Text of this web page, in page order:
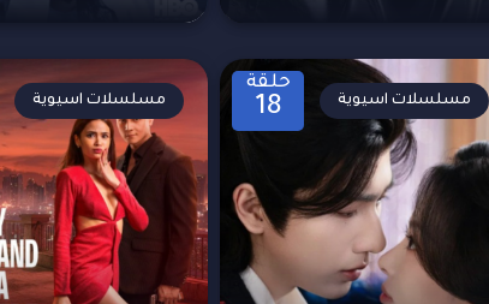
حلقة
18 مسلسلات اسيوية مسلسلات اسيوية